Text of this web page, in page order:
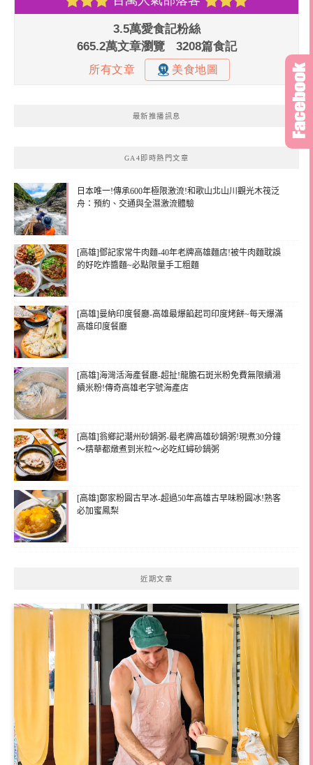
最新推播訊息
GA4即時熱門文章
日本唯一!傳承600年極限激流!和歌山北山川觀光木筏泛
舟：預約、交通與全濕激流體驗
[高雄]鄧記家常牛肉麵-40年老牌高雄麵店!被牛肉麵耽誤
的好吃炸醬麵~必點限量手工粗麵
[高雄]曼納印度餐廳-高雄最爆餡起司印度烤餅~每天爆滿
高雄印度餐廳
[高雄]海灣活海產餐廳-超扯!龍膽石斑米粉免費無限續湯
續米粉!傳奇高雄老字號海產店
[高雄]翁鄉記潮州砂鍋粥-最老牌高雄砂鍋粥!現煮30分鐘
～精華都燉煮到米粒～必吃紅蟳砂鍋粥
[高雄]鄭家粉圓古早冰-超過50年高雄古早味粉圓冰!熟客
必加蜜鳳梨
近期文章